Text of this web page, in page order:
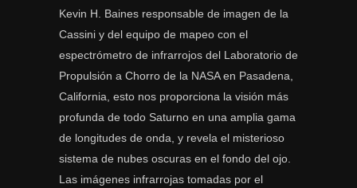
Kevin H. Baines responsable de imagen de la
Cassini y del equipo de mapeo con el
espectrómetro de infrarrojos del Laboratorio de
Propulsión a Chorro de la NASA en Pasadena,
California, esto nos proporciona la visión más
profunda de todo Saturno en una amplia gama
de longitudes de onda, y revela el misterioso
sistema de nubes oscuras en el fondo del ojo.
Las imágenes infrarrojas tomadas por el